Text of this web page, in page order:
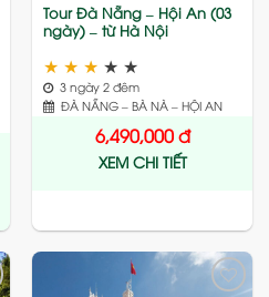
Tour Đà Nẵng – Hội An (03
ngày) – từ Hà Nội
★ ★ ★ ★ ★
3 ngày 2 đêm
ĐÀ NẴNG – BÀ NÀ – HỘI AN
6,490,000đ
XEM CHI TIẾT